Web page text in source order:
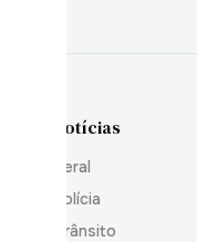
Notícias
Geral
Polícia
Trânsito